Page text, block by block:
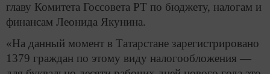
главу Комитета Госсовета РТ по бюджету, налогам и
финансам Леонида Якунина.
«На данный момент в Татарстане зарегистрировано
1379 граждан по этому виду налогообложения —